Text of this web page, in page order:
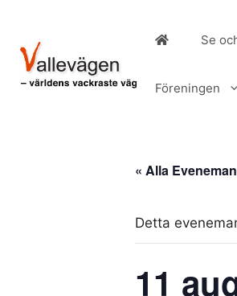
innehåll
Se
Föreningen
« Alla
Detta
11